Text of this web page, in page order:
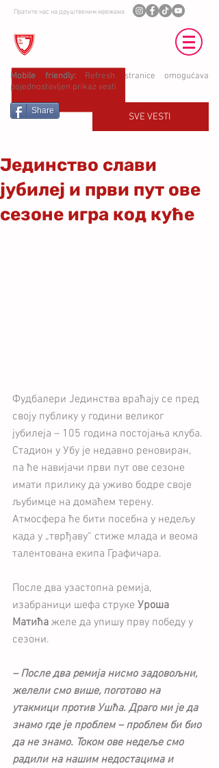
Пратите нас на друштвеним мрежама
Mobile friendly: Refresh stranice omogućava
pojednostavljen prikaz vesti
Share
SVE VESTI
Јединство слави
јубилеј и први пут ове
сезоне игра код куће
Фудбалери Јединства враћају се пред
своју публику у години великог
јубилеја – 105 година постојања клуба.
Стадион у Убу је недавно реновиран,
па ће навијачи први пут ове сезоне
имати прилику да уживо бодре своје
љубимце на домаћем терену.
Атмосфера ће бити посебна у недељу
када у „тврђаву“ стиже млада и веома
талентована екипа Графичара.
После два узастопна ремија,
изабраници шефа струке Уроша
Матића желе да упишу прву победу у
сезони.
– После два ремија нисмо задовољни,
желели смо више, поготово на
утакмици против Ушћа. Драго ми је да
знамо где је проблем – проблем би био
да не знамо. Током ове недеље смо
радили на нашим недостацима и